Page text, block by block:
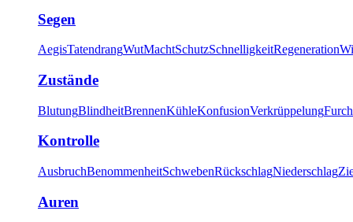
Segen
AegisTatendrangWutMachtSchutzSchnelligkeitRegeneration
Zustände
BlutungBlindheitBrennenKühleKonfusionVerkrüppelung
Kontrolle
AusbruchBenommenheitSchwebenRückschlagNiederschlag
Auren